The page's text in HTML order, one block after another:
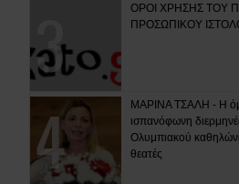
ΟΡΟΙ ΧΡΗΣΗΣ ΤΟΥ
ΠΡΟΣΩΠΙΚΟΥ
ΜΑΡΙΝΑ ΤΣΑΛΗ - Η
ισπανόφωνη
Ολυμπιακού
θεατές